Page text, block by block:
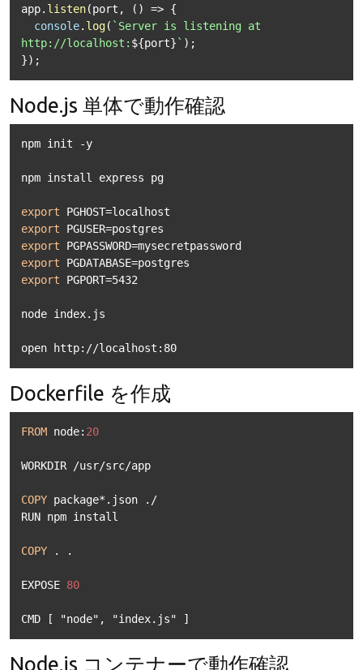
app. listen(port, () => {
console. log( `Server is listening at
http://localhost: ${port} ` );
Node.js 単体で動作確認
npm init -y
npm install express pg
export
export
export
export
export PGPORT=5432
node index.js
open http://localhost:80
Dockerfile を作成
FROM node: 20
WORKDIR /usr/src/app
COPY package* .json . /
RUN npm install
COPY . .
EXPOSE 80
CMD [ "node", "index.js" ]
Node.js コンテナーで動作確認